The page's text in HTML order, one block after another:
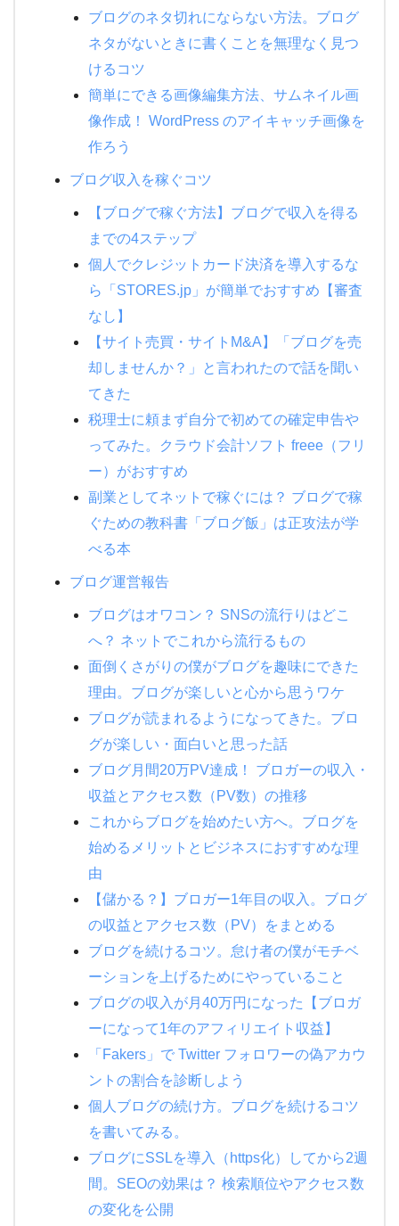
ブログのネタ切れにならない方法。ブログ
ネタがないときに書くことを無理なく見つ
けるコツ
簡単にできる画像編集方法、サムネイル画
像作成！ WordPress のアイキャッチ画像を
作ろう
ブログ収入を稼ぐコツ
【ブログで稼ぐ方法】ブログで収入を得る
までの4ステップ
個人でクレジットカード決済を導入するな
ら「STORES.jp」が簡単でおすすめ【審査
なし】
【サイト売買・サイトM&A】「ブログを売
却しませんか？」と言われたので話を聞い
てきた
税理士に頼まず自分で初めての確定申告や
ってみた。クラウド会計ソフト freee（フリ
ー）がおすすめ
副業としてネットで稼ぐには？ ブログで稼
ぐための教科書「ブログ飯」は正攻法が学
べる本
ブログ運営報告
ブログはオワコン？ SNSの流行りはどこ
へ？ ネットでこれから流行るもの
面倒くさがりの僕がブログを趣味にできた
理由。ブログが楽しいと心から思うワケ
ブログが読まれるようになってきた。ブロ
グが楽しい・面白いと思った話
ブログ月間20万PV達成！ ブロガーの収入・
収益とアクセス数（PV数）の推移
これからブログを始めたい方へ。ブログを
始めるメリットとビジネスにおすすめな理
由
【儲かる？】ブロガー1年目の収入。ブログ
の収益とアクセス数（PV）をまとめる
ブログを続けるコツ。怠け者の僕がモチベ
ーションを上げるためにやっていること
ブログの収入が月40万円になった【ブロガ
ーになって1年のアフィリエイト収益】
「Fakers」で Twitter フォロワーの偽アカウ
ントの割合を診断しよう
個人ブログの続け方。ブログを続けるコツ
を書いてみる。
ブログにSSLを導入（https化）してから2週
間。SEOの効果は？ 検索順位やアクセス数
の変化を公開